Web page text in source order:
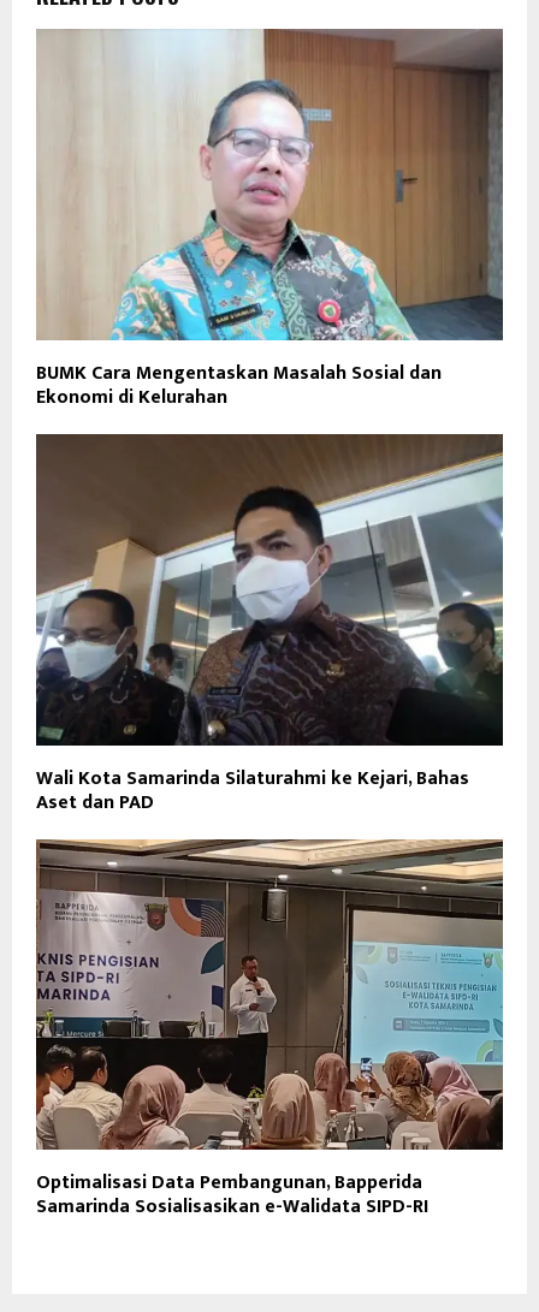
BUMK Cara Mengentaskan Masalah Sosial dan
Ekonomi di Kelurahan
Wali Kota Samarinda Silaturahmi ke Kejari, Bahas
Aset dan PAD
Optimalisasi Data Pembangunan, Bapperida
Samarinda Sosialisasikan e-Walidata SIPD-RI